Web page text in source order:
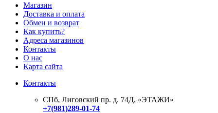
Магазин
Доставка и оплата
Обмен и возврат
Как купить?
Адреса магазинов
Контакты
О нас
Карта сайта
Контакты
СПб, Лиговский пр. д. 74Д, «ЭТАЖИ»
+7(981)289-01-74